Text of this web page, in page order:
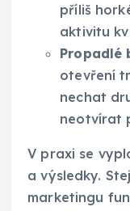
příliš
aktivitu
Propadlé
otevření
nechat
neotvírat
V praxi se
a výsledky.
marketingu